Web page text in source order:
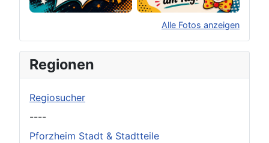
Alle Fotos anzeigen
Original herunterladen
Regionen
Regiosucher
----
Pforzheim Stadt & Stadtteile